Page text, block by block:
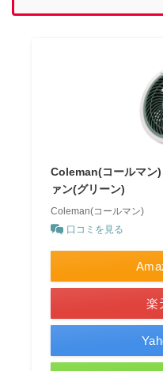
Coleman(コールマン
ァン(グリーン)
Coleman(コールマン)
口コミを見る
楽